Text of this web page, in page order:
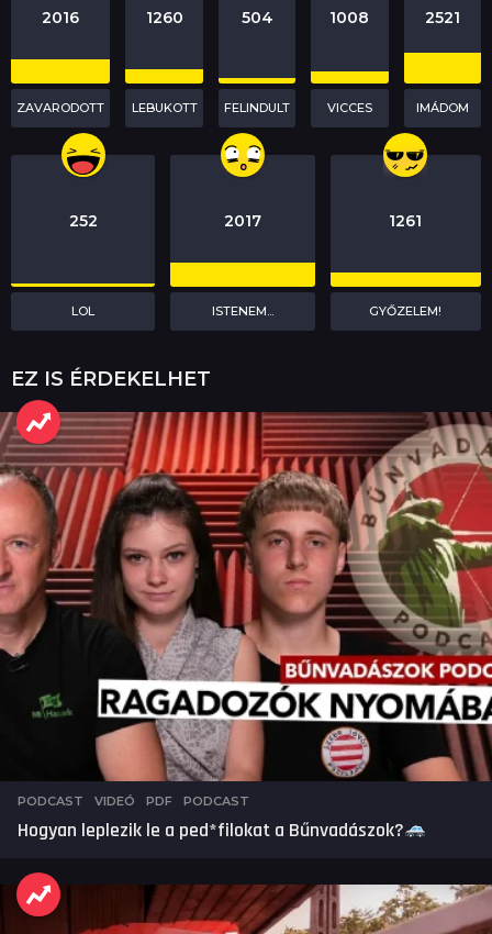
2016
ZAVARODOTT
1260
LEBUKOTT
504
FELINDULT
1008
VICCES
2521
IMÁDOM
252
LOL
2017
ISTENEM...
1261
GYŐZELEM!
EZ IS ÉRDEKELHET
PODCAST ,VIDEÓ PDF ,PODCAST
Hogyan leplezik le a ped*filokat a Bűnvadászok?